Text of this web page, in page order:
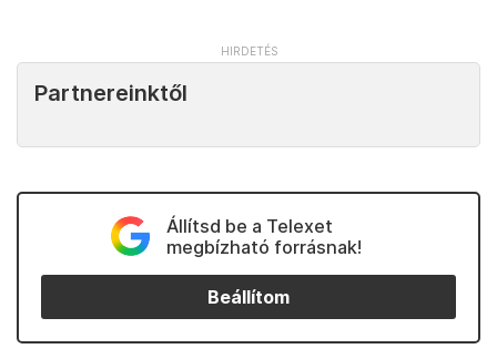
Partnereinktől
Állítsd be a Telexet
megbízható forrásnak!
Beállítom